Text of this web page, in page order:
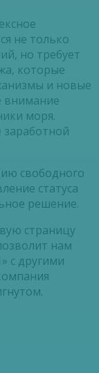
не только
но требует
которые
и новые
внимание
моря.
заработной
свободного
статуса
решение.
страницу
нам
с другими